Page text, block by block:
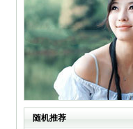
随机推荐